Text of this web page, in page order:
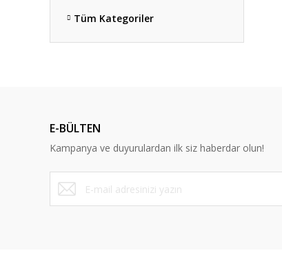
Tüm Kategoriler
E-BÜLTEN
Kampanya ve duyurulardan ilk siz haberdar olun!